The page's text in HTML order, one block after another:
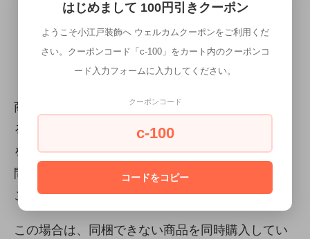
ので、ご了承ください。
ください。
商品をカートにいれ、購入手続きを進めようとす
ると、「利用できるお届け方法がないため、商品
を購入できません。お手数ですがショップまでお
問い合わせください。」と言うメッセージが出る
ことがあります。
この場合は、同梱できない商品を同時購入してい
はじめまして 100円引きクーポン
ようこそ小江戸装飾へ ウェルカムクーポンをご利用くだ
さい。クーポンコード「c-100」をカート内のクーポンコ
ード入力フォームに入力してください。
クーポンコード
c-100
コードをコピー